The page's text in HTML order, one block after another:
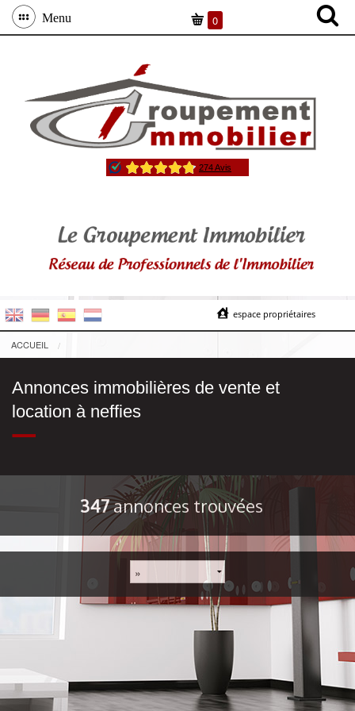
Menu 0
espace propriétaires
ACCUEIL
Annonces immobilières de vente et
location à neffies
347annonces trouvées